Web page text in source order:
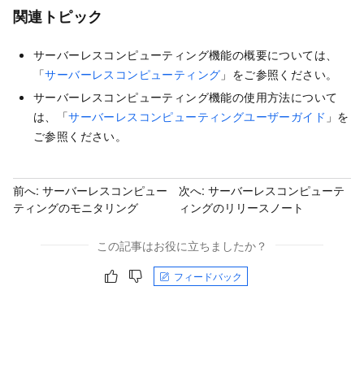
関連トピック
サーバーレスコンピューティング機能の概要については、
「サーバーレスコンピューティング 」をご参照ください。
サーバーレスコンピューティング機能の使用方法について
は、「サーバーレスコンピューティングユーザーガイド 」を
ご参照ください。
前へ: サーバーレスコンピュー
ティングのモニタリング
次へ: サーバーレスコンピューテ
ィングのリリースノート
この記事はお役に立ちましたか？
フィードバック